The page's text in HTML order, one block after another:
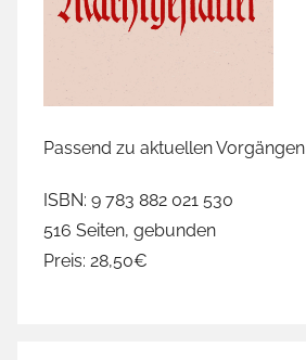
Passend zu aktuellen Vorgängen
ISBN: 9 783 882 021 530
516 Seiten, gebunden
Preis: 28,50€